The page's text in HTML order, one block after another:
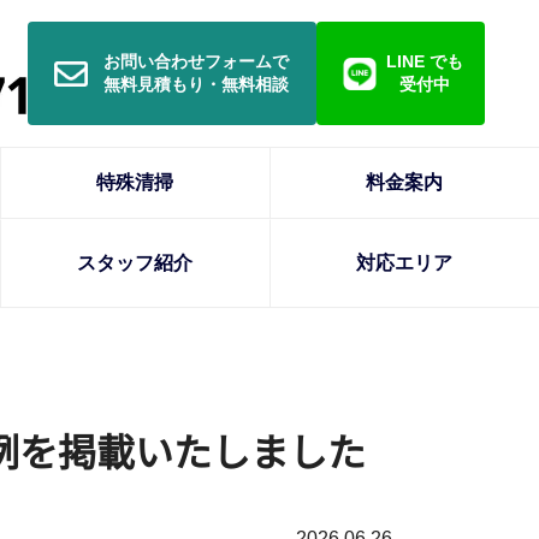
お問い合わせフォームで
無料見積もり・無料相談
LINE でも
受付中
特殊清掃 料金案内
スタッフ紹介 対応エリア
を掲載いたしました